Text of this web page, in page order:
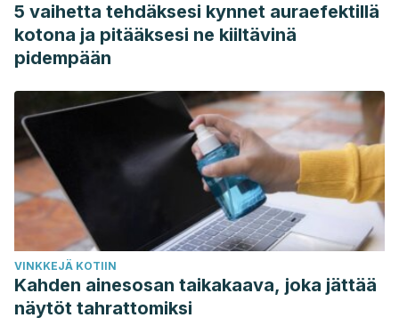
5 vaihetta tehdäksesi kynnet auraefektillä
kotona ja pitääksesi ne kiiltävinä
pidempään
VINKKEJÄ KOTIIN
Kahden ainesosan taikakaava, joka jättää
näytöt tahrattomiksi